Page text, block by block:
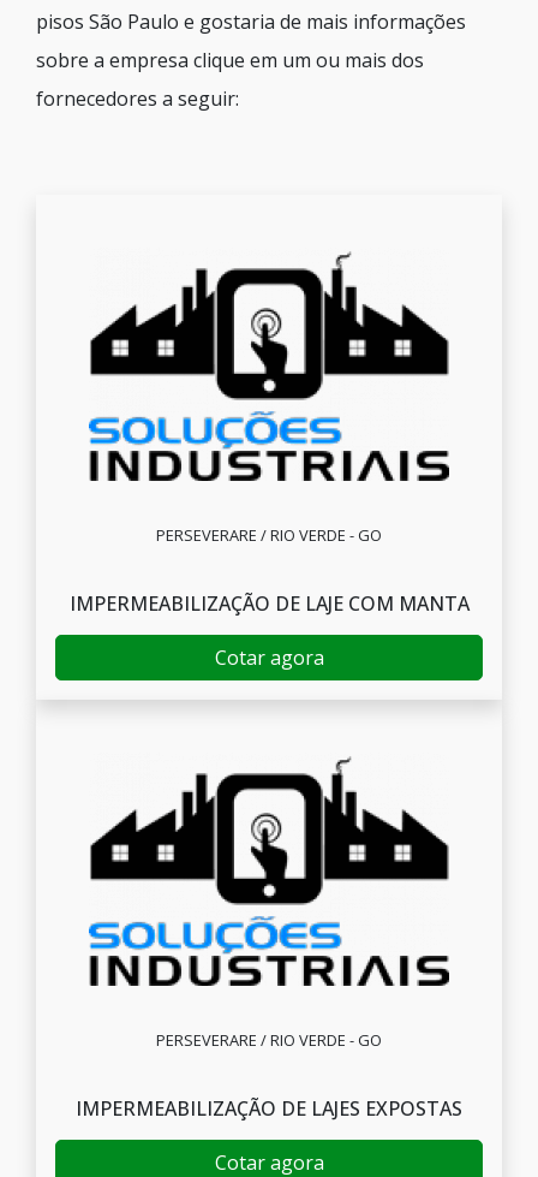
pisos São Paulo e gostaria de mais informações
sobre a empresa clique em um ou mais dos
fornecedores a seguir:
PERSEVERARE / RIO VERDE - GO
IMPERMEABILIZAÇÃO DE LAJE COM MANTA
Cotar agora
PERSEVERARE / RIO VERDE - GO
IMPERMEABILIZAÇÃO DE LAJES EXPOSTAS
Cotar agora